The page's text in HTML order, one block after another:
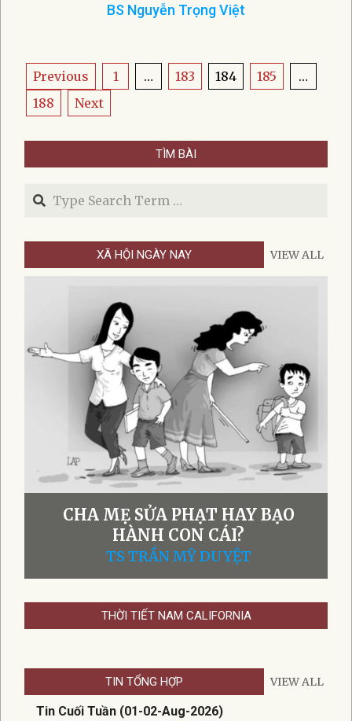
BS Nguyễn Trọng Việt
06
Posts
pagination
Previous 1 … 183 184 185
…
188
Next
TÌM BÀI
Search
XÃ HỘI NGÀY NAY VIEW ALL
NHÂN VĂN VÀ THIẾU TRƯỞNG
THÀNH!
THỜI TIẾT NAM CALIFORNIA